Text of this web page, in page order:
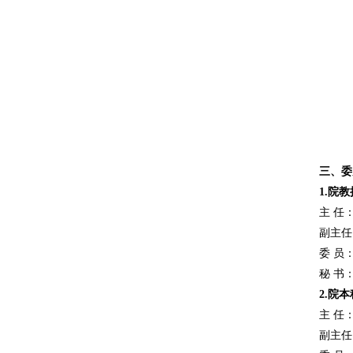
三、
1. 院
主 任
副主
委 员
秘 书
2. 院
主 任
副主